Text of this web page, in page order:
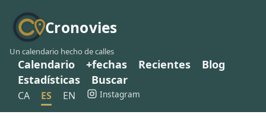
Cronovies
Un calendario hecho de calles
Calendario +fechas Recientes
Blog
Estadísticas
Buscar
CA ES EN Instagram